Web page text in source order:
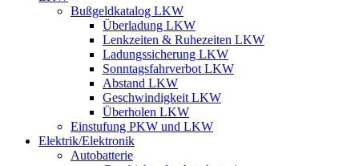
Bußgeldkatalog LKW
Überladung LKW
Lenkzeiten & Ruhezeiten LKW
Ladungssicherung LKW
Sonntagsfahrverbot LKW
Abstand LKW
Geschwindigkeit LKW
Überholen LKW
Einstufung PKW und LKW
Elektrik/Elektronik
Autobatterie